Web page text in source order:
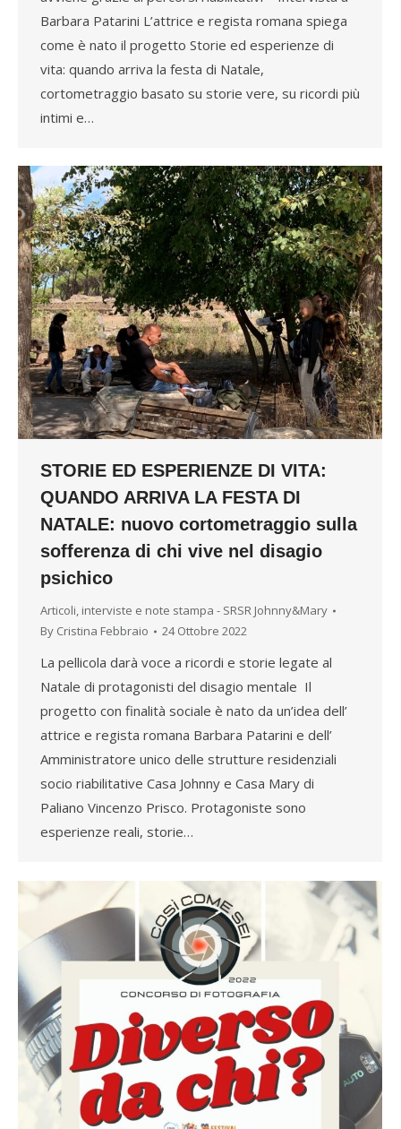
Barbara Patarini L’attrice e regista romana spiega
come è nato il progetto Storie ed esperienze di
vita: quando arriva la festa di Natale,
cortometraggio basato su storie vere, su ricordi più
intimi e…
STORIE ED ESPERIENZE DI VITA:
QUANDO ARRIVA LA FESTA DI
NATALE: nuovo cortometraggio sulla
sofferenza di chi vive nel disagio
psichico
Articoli, interviste e note stampa - SRSR Johnny&Mary
By Cristina Febbraio 24 Ottobre 2022
La pellicola darà voce a ricordi e storie legate al
Natale di protagonisti del disagio mentale Il
progetto con finalità sociale è nato da un’idea dell’
attrice e regista romana Barbara Patarini e dell’
Amministratore unico delle strutture residenziali
socio riabilitative Casa Johnny e Casa Mary di
Paliano Vincenzo Prisco. Protagoniste sono
esperienze reali, storie…